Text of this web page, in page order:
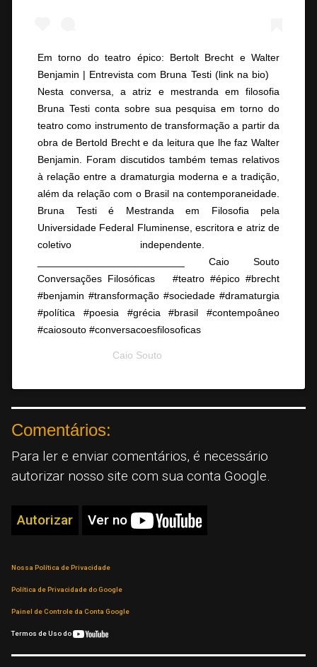
Em torno do teatro épico: Bertolt Brecht e Walter
Benjamin | Entrevista com Bruna Testi (link na bio) ⠀
Nesta conversa, a atriz e mestranda em filosofia
Bruna Testi conta sobre sua pesquisa em torno do
teatro como instrumento de transformação a partir da
obra de Bertold Brecht e da leitura que lhe faz Walter
Benjamin. Foram discutidos também temas relativos
à relação entre a dramaturgia moderna e a tradição,
além da relação com o Brasil na contemporaneidade.
Bruna Testi é Mestranda em Filosofia pela
Universidade Federal Fluminense, escritora e atriz de
coletivo independente. ⠀
__________________________ Caio Souto
Conversações Filosóficas ⠀ #teatro #épico #brecht
#benjamin #transformação #sociedade #dramaturgia
#política #poesia #grécia #brasil #contempoâneo
#caiosouto #conversacoesfilosoficas
Caio Souto
Comentários:
Para ler e enviar comentários, é necessário
autorizar nosso site com sua conta Google.
Autorizar Ver no
Nossa Política de Privacidade
Política de Privacidade do Google
Painel de Controle da Conta Google
Termos de Uso do